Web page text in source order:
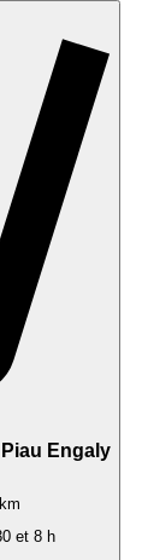
Engaly
et 8 h